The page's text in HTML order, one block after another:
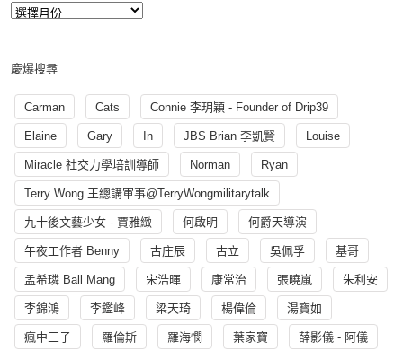
慶爆搜尋
Carman Cats Connie 李玥穎 - Founder of Drip39
Elaine Gary In JBS Brian 李凱賢 Louise
Miracle 社交力學培訓導師 Norman Ryan
Terry Wong 王總講軍事@TerryWongmilitarytalk
九十後文藝少女 - 賈雅緻 何啟明 何爵天導演
午夜工作者 Benny 古庄辰 古立 吳佩孚 基哥
孟希璘 Ball Mang 宋浩暉 康常治 張曉嵐 朱利安
李錦鴻 李鑑峰 梁天琦 楊偉倫 湯寳如
瘋中三子 羅倫斯 羅海憫 葉家寶 薛影儀 - 阿儀